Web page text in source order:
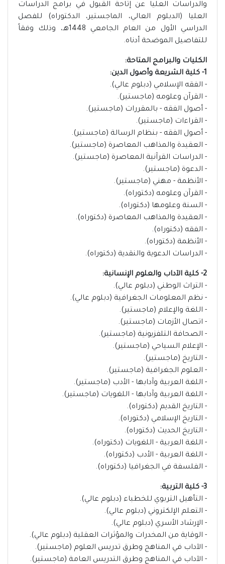
والدراسات العليا عن إتاحة القبول في برامج الدراسات
العليا (الدبلوم العالي، الماجستير، الدكتوراه) للفصل
الدراسي الأول من العام الجامعي 1448هـ، وذلك وفقاً
للتفاصيل الموضحة أدناه.
الكليات والبرامج المتاحة:
1- كلية الشريعة وأصول الدين:
- الفقه الإسلامي (دبلوم عالي).
- القرآن وعلومه (ماجستير).
- أصول الفقه - بالمقررات (ماجستير).
- القراءات (ماجستير).
- أصول الفقه - بنظام الرسالة (ماجستير).
- العقيدة والمذاهب المعاصرة (ماجستير).
- الدراسات القرآنية المعاصرة (ماجستير).
- الدعوة (ماجستير).
- الأنظمة - مهني (ماجستير).
- القرآن وعلومه (دكتوراه).
- السنة وعلومها (دكتوراه).
- العقيدة والمذاهب المعاصرة (دكتوراه).
- الفقه (دكتوراه).
- الأنظمة (دكتوراه).
- الدراسات الدعوية والنقدية (دكتوراه).
2- كلية الآداب والعلوم الإنسانية:
- التراث الوطني (دبلوم عالي).
- نظم المعلومات الجغرافية (دبلوم عالي).
- اللغة والإعلام (ماجستير).
- اتصال الأزمات (ماجستير).
- الصحافة التلفزيونية (ماجستير).
- الإعلام السياحي (ماجستير).
- التاريخ (ماجستير).
- العلوم الجغرافية (ماجستير).
- اللغة العربية وآدابها - الأدب (ماجستير).
- اللغة العربية وآدابها - اللغويات (ماجستير).
- التاريخ القديم (دكتوراه).
- التاريخ الإسلامي (دكتوراه).
- التاريخ الحديث (دكتوراه).
- اللغة العربية - اللغويات (دكتوراه).
- اللغة العربية - الأدب (دكتوراه).
- الفلسفة في الجغرافيا (دكتوراه).
3- كلية التربية:
- التأهيل التربوي للخطباء (دبلوم عالي).
- التعلم الإلكتروني (دبلوم عالي).
- الإرشاد الأسري (دبلوم عالي).
- الوقاية من المخدرات والمؤثرات العقلية (دبلوم عالي).
- الآداب في المناهج وطرق تدريس العلوم (ماجستير).
- الآداب في المناهج وطرق التدريس العامة (ماجستير).